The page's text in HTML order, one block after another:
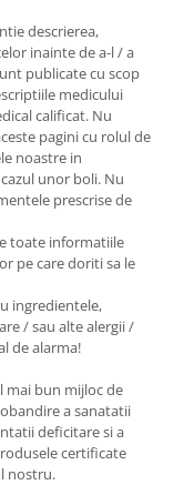
descrierea,
inainte de a-l / a
publicate cu scop
medicului
calificat. Nu
pagini cu rolul de
noastre in
unor boli. Nu
prescrise de
toate informatiile
pe care doriti sa le
ingredientele,
/ sau alte alergii /
de alarma!
mai bun mijloc de
a sanatatii
deficitare si a
certificate
nostru.